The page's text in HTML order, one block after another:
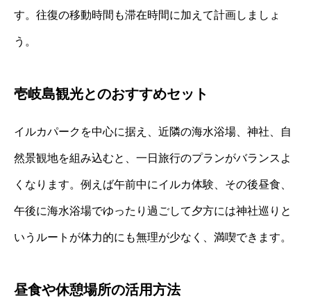
す。往復の移動時間も滞在時間に加えて計画しましょ
う。
壱岐島観光とのおすすめセット
イルカパークを中心に据え、近隣の海水浴場、神社、自
然景観地を組み込むと、一日旅行のプランがバランスよ
くなります。例えば午前中にイルカ体験、その後昼食、
午後に海水浴場でゆったり過ごして夕方には神社巡りと
いうルートが体力的にも無理が少なく、満喫できます。
昼食や休憩場所の活用方法